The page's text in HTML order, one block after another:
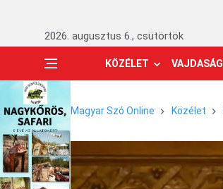
2026. augusztus 6., csütörtök
KÖZÉLET VAJDASÁG
Magyar Szó Online Közélet